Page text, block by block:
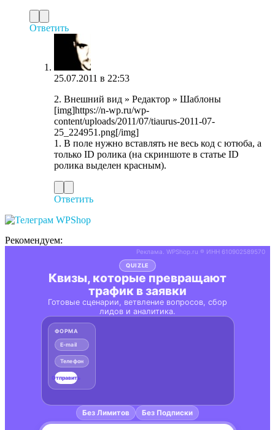
Ответить
25.07.2011 в 22:53
2. Внешний вид » Редактор » Шаблоны
[img]https://n-wp.ru/wp-
content/uploads/2011/07/tiaurus-2011-07-
25_224951.png[/img]
1. В поле нужно вставлять не весь код с ютюба, а
только ID ролика (на скриншоте в статье ID
ролика выделен красным).
Ответить
Рекомендуем: